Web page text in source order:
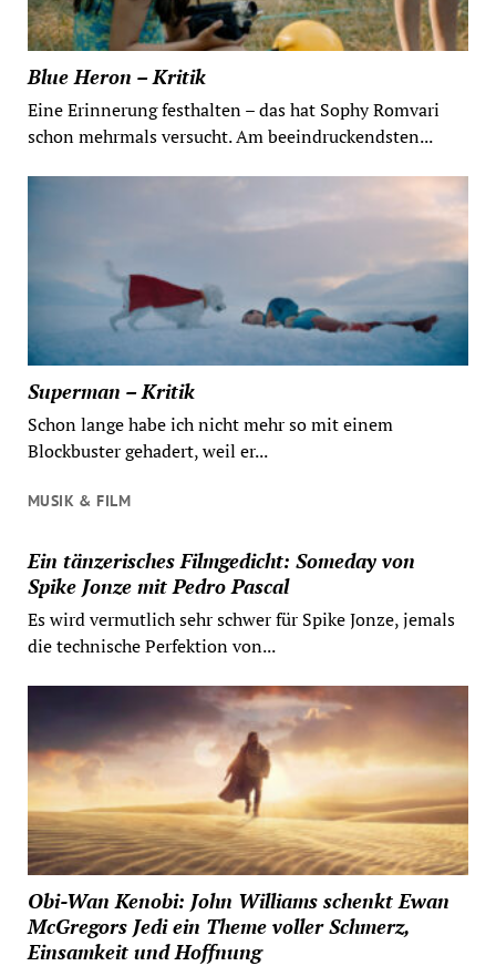
Blue Heron – Kritik
Eine Erinnerung festhalten – das hat Sophy Romvari
schon mehrmals versucht. Am beeindruckendsten...
Superman – Kritik
Schon lange habe ich nicht mehr so mit einem
Blockbuster gehadert, weil er...
MUSIK & FILM
Ein tänzerisches Filmgedicht: Someday von
Spike Jonze mit Pedro Pascal
Es wird vermutlich sehr schwer für Spike Jonze, jemals
die technische Perfektion von...
Obi-Wan Kenobi: John Williams schenkt Ewan
McGregors Jedi ein Theme voller Schmerz,
Einsamkeit und Hoffnung